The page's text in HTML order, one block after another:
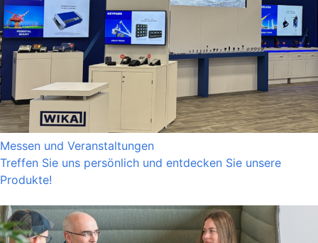
Messen und Veranstaltungen
Treffen Sie uns persönlich und entdecken Sie unsere
Produkte!